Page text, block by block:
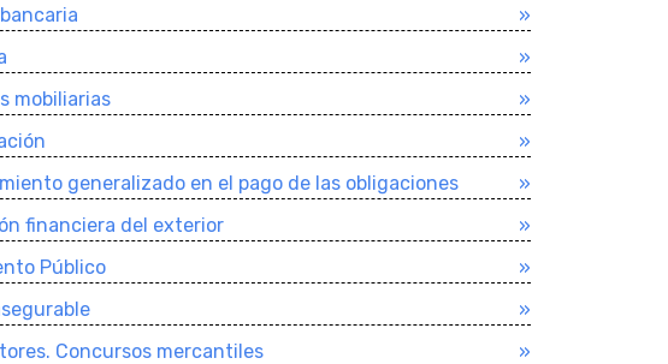
»
»
mobiliarias
»
»
generalizado en el pago de las obligaciones
»
financiera del exterior
»
Público
»
»
Concursos mercantiles
»